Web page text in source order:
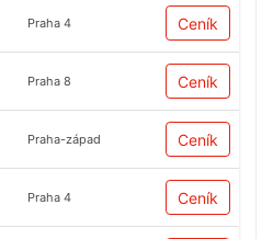
Praha 4 Ceník
Praha 8 Ceník
Praha-západ Ceník
Praha 4 Ceník